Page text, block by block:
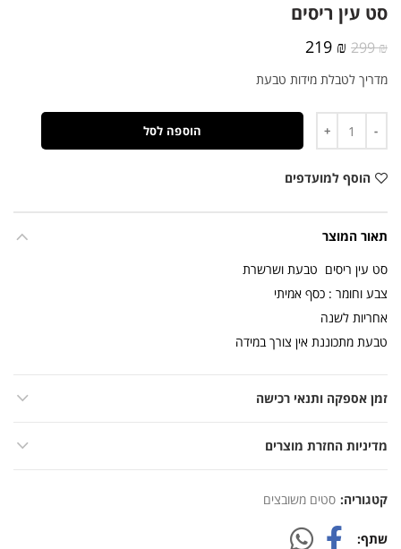
סט עין ריסים
299₪
המחיר
היה:
219 ₪
הוא:
מדריך לטבלת מידות טבעת
הוספה לסל
הוסף למועדפים
תאור המוצר
סט עין ריסים טבעת ושרשרת
צבע וחומר : כסף אמיתי
אחריות לשנה
טבעת מתכוננת אין צורך במידה
זמן אספקה ותנאי רכישה
מדיניות החזרת מוצרים
קטגוריה: סטים משובצים
שתף